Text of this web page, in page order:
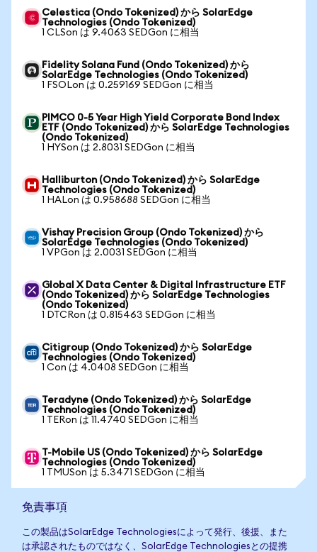
Celestica (Ondo Tokenized) から SolarEdge
Technologies (Ondo Tokenized)
1 CLSon は 9.4063 SEDGon に相当
Fidelity Solana Fund (Ondo Tokenized) から
SolarEdge Technologies (Ondo Tokenized)
1 FSOLon は 0.259169 SEDGon に相当
PIMCO 0-5 Year High Yield Corporate Bond Index
ETF (Ondo Tokenized) から SolarEdge Technologies
(Ondo Tokenized)
1 HYSon は 2.8031 SEDGon に相当
Halliburton (Ondo Tokenized) から SolarEdge
Technologies (Ondo Tokenized)
1 HALon は 0.958688 SEDGon に相当
Vishay Precision Group (Ondo Tokenized) から
SolarEdge Technologies (Ondo Tokenized)
1 VPGon は 2.0031 SEDGon に相当
Global X Data Center & Digital Infrastructure ETF
(Ondo Tokenized) から SolarEdge Technologies
(Ondo Tokenized)
1 DTCRon は 0.815463 SEDGon に相当
Citigroup (Ondo Tokenized) から SolarEdge
Technologies (Ondo Tokenized)
1 Con は 4.0408 SEDGon に相当
Teradyne (Ondo Tokenized) から SolarEdge
Technologies (Ondo Tokenized)
1 TERon は 11.4740 SEDGon に相当
T-Mobile US (Ondo Tokenized) から SolarEdge
Technologies (Ondo Tokenized)
1 TMUSon は 5.3471 SEDGon に相当
免責事項
この製品はSolarEdge Technologiesによって発行、後援、また
は承認されたものではなく、SolarEdge Technologiesとの提携